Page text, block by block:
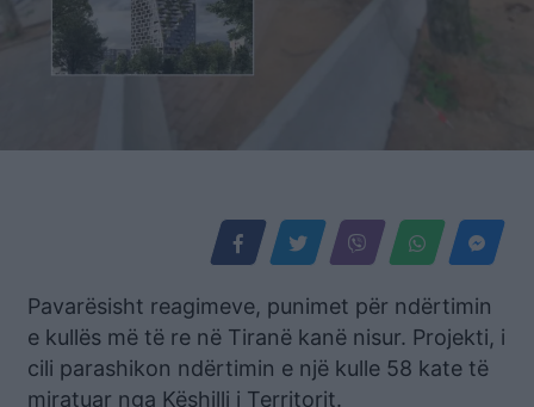
Pavarësisht reagimeve, punimet për ndërtimin
e kullës më të re në Tiranë kanë nisur. Projekti, i
cili parashikon ndërtimin e një kulle 58 kate të
miratuar nga Këshilli i Territorit.